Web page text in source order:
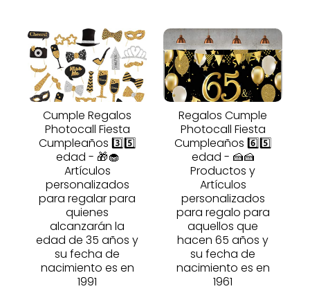
Cumple Regalos
Photocall Fiesta
Cumpleaños 3️⃣5️⃣
edad - 🎁🧁
Artículos
personalizados
para regalar para
quienes
alcanzarán la
edad de 35 años y
su fecha de
nacimiento es en
1991
Regalos Cumple
Photocall Fiesta
Cumpleaños 6️⃣5️⃣
edad - 🍰🍰
Productos y
Artículos
personalizados
para regalo para
aquellos que
hacen 65 años y
su fecha de
nacimiento es en
1961